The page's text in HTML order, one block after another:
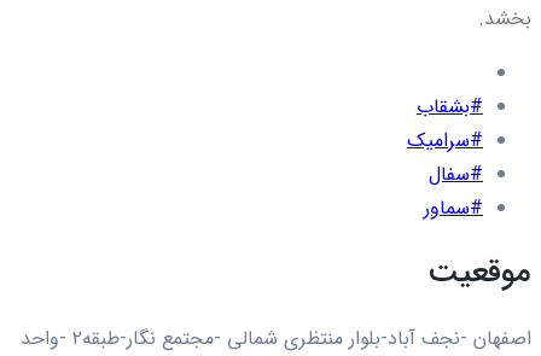
بخشد.
#بشقاب
#سرامیک
#سفال
#سماور
موقعیت
اصفهان -نجف آباد-بلوار منتظری شمالی -مجتمع نگار-طبقه۲ -واحد